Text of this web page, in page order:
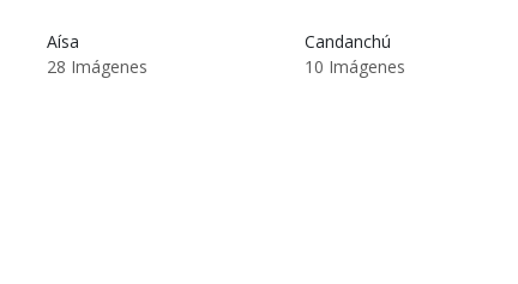
Aísa
28 Imágenes
Candanchú
10 Imágenes